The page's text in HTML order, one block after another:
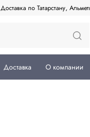
Доставка по Татарстану,
Доставка О компании